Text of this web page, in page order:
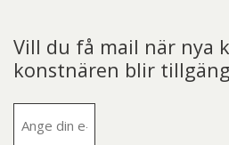
Vill du få mail när nya
konstnären blir